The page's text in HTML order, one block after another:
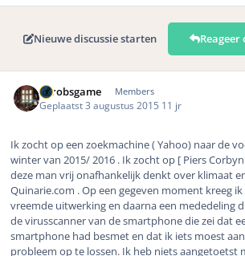
Nieuwe discussie starten Reageer
eurobsgame Members
Geplaatst 3 augustus 2015 11 jr
Ik zocht op een zoekmachine ( Yahoo) naar de
winter van 2015/ 2016 . Ik zocht op [ Piers
deze man vrij onafhankelijk denkt over klimaat
Quinarie.com . Op een gegeven moment kreeg
vreemde uitwerking en daarna een mededeling
de virusscanner van de smartphone die zei dat
smartphone had besmet en dat ik iets moest
probleem op te lossen. Ik heb niets aangetoetst